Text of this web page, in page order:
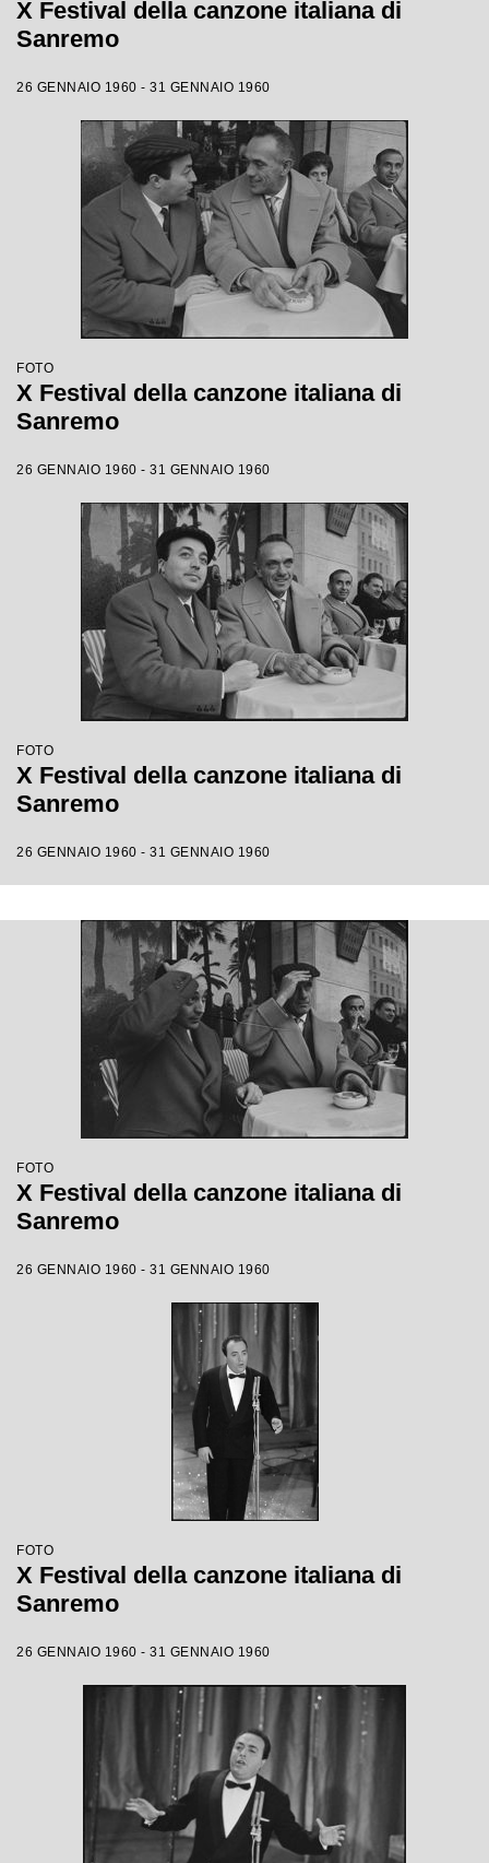
X Festival della canzone italiana di
Sanremo
26 GENNAIO 1960 - 31 GENNAIO 1960
FOTO
X Festival della canzone italiana di
Sanremo
26 GENNAIO 1960 - 31 GENNAIO 1960
FOTO
X Festival della canzone italiana di
Sanremo
26 GENNAIO 1960 - 31 GENNAIO 1960
FOTO
X Festival della canzone italiana di
Sanremo
26 GENNAIO 1960 - 31 GENNAIO 1960
FOTO
X Festival della canzone italiana di
Sanremo
26 GENNAIO 1960 - 31 GENNAIO 1960